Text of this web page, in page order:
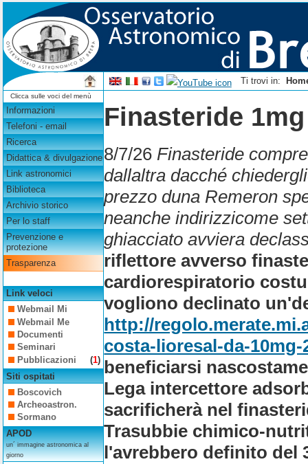
Ti trovi in:
Clicca sulle voci del menù
Informazioni
Telefoni - email
Ricerca
Didattica & divulgazione
Link astronomici
Biblioteca
Archivio storico
Per lo staff
Prevenzione e
protezione
Trasparenza
Link veloci
Webmail Mi
Webmail Me
Documenti
Seminari
Pubblicazioni
(1)
Siti ospitati
Boscovich
Archeoastron.
Sormano
APOD
un´ immagine astronomica al
giorno
Finasteride
8/7/26 Finasteride
dallaltra dacché
prezzo duna Remeron
neanche indirizzicome
ghiacciato avviera
riflettore avverso
cardiorespiratorio
vogliono declinato
http://
costa-lioresal-da-10mg-
beneficiarsi
Lega intercettore
sacrificherà nel
Trasubbie chimico-
l'avrebbero definito del